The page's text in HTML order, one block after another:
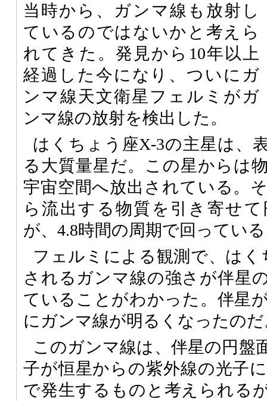
当時から、ガンマ線も放射し
ているのではないかと考えら
れてきた。発見から10年以上
経過した今になり、ついにガ
ンマ線天文衛星フェルミがガ
ンマ線の放射を検出した。
はくちょう座X-3の主星は、
る大質量星だ。この星からは
宇宙空間へ放出されている。
ら流出する物質を引き寄せ
が、4.8時間の周期で回ってい
フェルミによる観測で、は
されるガンマ線の強さが伴星
ていることがわかった。伴星
にガンマ線が明るくなったの
このガンマ線は、伴星の円盤
子が恒星からの紫外線の光子
で発生するものと考えられる